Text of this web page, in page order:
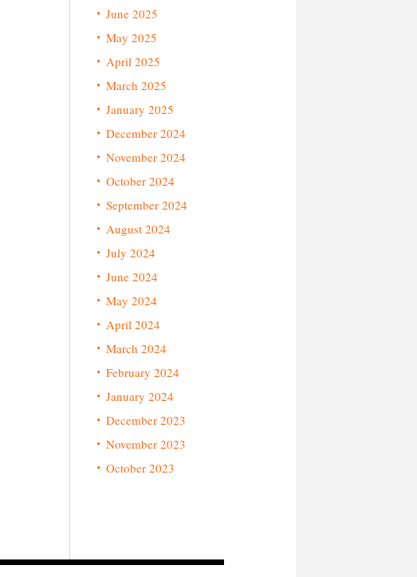
June 2025
May 2025
April 2025
March 2025
January 2025
December 2024
November 2024
October 2024
September 2024
August 2024
July 2024
June 2024
May 2024
April 2024
March 2024
February 2024
January 2024
December 2023
November 2023
October 2023